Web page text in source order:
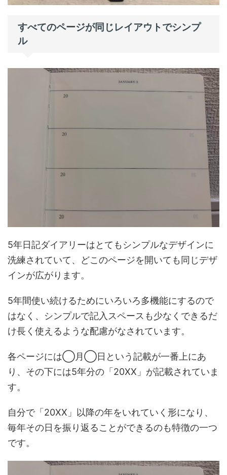
すべてのページが同じレイアウトでシンプ
ル
5年日記ダイアリーはとてもシンプルなデザインに
洗練されていて、どこのページを開いても同じデザ
インが広がります。
5年間使い続けるためにいろいろ多機能にするので
はなく、シンプルで記入スペースも少なくできるだ
け長く使えるような配慮がなされています。
各ページには◯月◯日という記載が一番上にあ
り、その下には5年分の「20XX」が記載されていま
す。
自分で「20XX」以降の年をいれていく形になり、
毎年その日を振り返ることができるのも特徴の一つ
です。